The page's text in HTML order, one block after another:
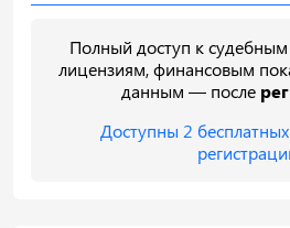
Полный доступ к
лицензиям, финансовым
данным — после
Доступны 2